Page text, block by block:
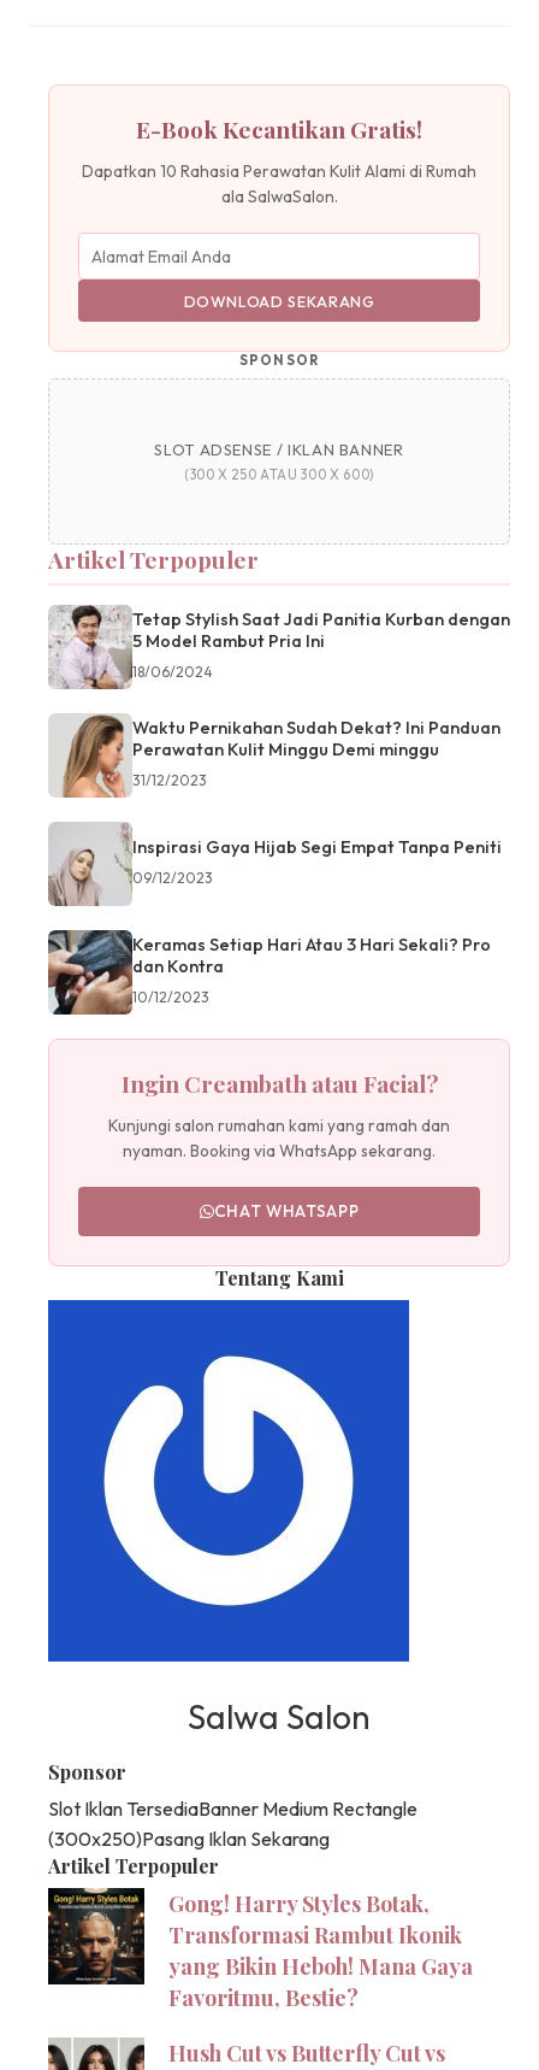
E-Book Kecantikan Gratis!
Dapatkan 10 Rahasia Perawatan Kulit Alami di Rumah
ala SalwaSalon.
DOWNLOAD SEKARANG
SPONSOR
SLOT ADSENSE / IKLAN BANNER
(300 X 250 ATAU 300 X 600)
Artikel Terpopuler
Tetap Stylish Saat Jadi Panitia Kurban dengan
5 Model Rambut Pria Ini
18/06/2024
Waktu Pernikahan Sudah Dekat? Ini Panduan
Perawatan Kulit Minggu Demi minggu
31/12/2023
Inspirasi Gaya Hijab Segi Empat Tanpa Peniti
09/12/2023
Keramas Setiap Hari Atau 3 Hari Sekali? Pro
dan Kontra
10/12/2023
Ingin Creambath atau Facial?
Kunjungi salon rumahan kami yang ramah dan
nyaman. Booking via WhatsApp sekarang.
CHAT WHATSAPP
Tentang Kami
Salwa Salon
Sponsor
Slot Iklan TersediaBanner Medium Rectangle
(300x250)Pasang Iklan Sekarang
Artikel Terpopuler
Gong! Harry Styles Botak,
Transformasi Rambut Ikonik
yang Bikin Heboh! Mana Gaya
Favoritmu, Bestie?
Hush Cut vs Butterfly Cut vs